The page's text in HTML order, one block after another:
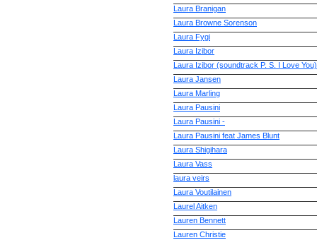
Laura Branigan
Laura Browne Sorenson
Laura Fygi
Laura Izibor
Laura Izibor (soundtrack P. S. I Love You)
Laura Jansen
Laura Marling
Laura Pausini
Laura Pausini -
Laura Pausini feat James Blunt
Laura Shigihara
Laura Vass
laura veirs
Laura Voutilainen
Laurel Aitken
Lauren Bennett
Lauren Christie